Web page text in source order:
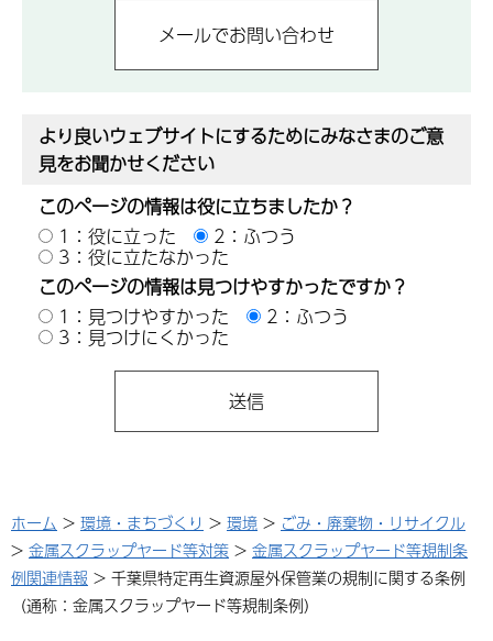
より良いウェブサイトにするためにみなさまのご意
見をお聞かせください
このページの情報は役に立ちましたか？
1：役に立った
2：ふつう
3：役に立たなかった
このページの情報は見つけやすかったですか？
1：見つけやすかった
2：ふつう
3：見つけにくかった
ホーム > 環境・まちづくり > 環境 > ごみ・廃棄物・リサイクル
> 金属スクラップヤード等対策 > 金属スクラップヤード等規制条
例関連情報 > 千葉県特定再生資源屋外保管業の規制に関する条例
（通称：金属スクラップヤード等規制条例）